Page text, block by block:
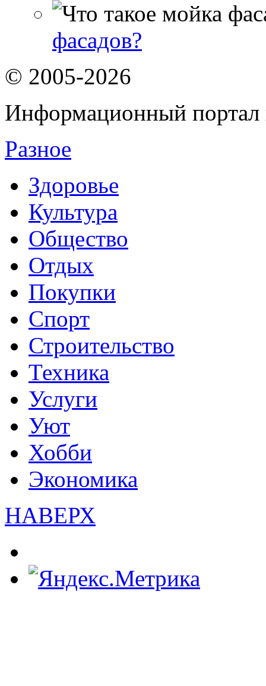
фасадов?
© 2005-2026
Информационный портал
Разное
Здоровье
Культура
Общество
Отдых
Покупки
Спорт
Строительство
Техника
Услуги
Уют
Хобби
Экономика
НАВЕРХ